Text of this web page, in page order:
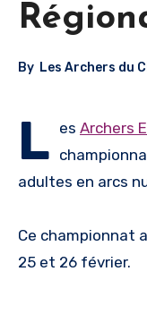
By Les Archers du
L es Archers
adultes en arcs
Ce championnat
25 et 26 février.